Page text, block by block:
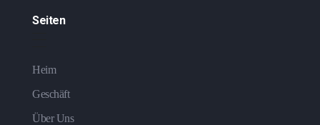
Seiten
Heim
Geschäft
Über Uns